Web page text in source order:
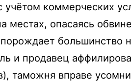
учётом коммерческих
местах, опасаясь
большинство
и продавец
таможня вправе